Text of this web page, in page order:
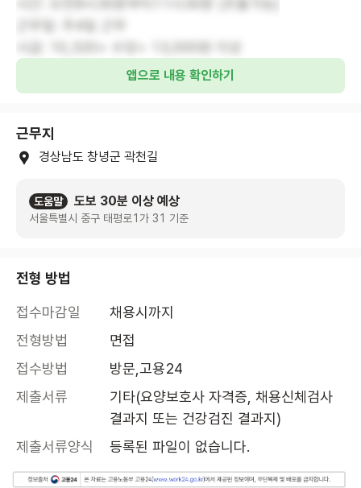
앱으로 내용 확인하기
근무지
경상남도 창녕군 곽천길
도움말 도보 30분 이상 예상
서울특별시 중구 태평로1가 31 기준
전형 방법
접수마감일
채용시까지
전형방법
면접
접수방법
방문,고용24
제출서류
기타(요양보호사 자격증, 채용신체검사
결과지 또는 건강검진 결과지)
제출서류양식
등록된 파일이 없습니다.